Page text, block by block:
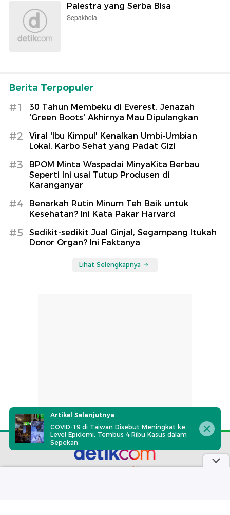
Palestra yang Serba Bisa
Sepakbola
Berita Terpopuler
#1
30 Tahun Membeku di Everest, Jenazah
'Green Boots' Akhirnya Mau Dipulangkan
#2
Viral 'Ibu Kimpul' Kenalkan Umbi-Umbian
Lokal, Karbo Sehat yang Padat Gizi
#3
BPOM Minta Waspadai MinyaKita Berbau
Seperti Ini usai Tutup Produsen di
Karanganyar
#4
Benarkah Rutin Minum Teh Baik untuk
Kesehatan? Ini Kata Pakar Harvard
#5
Sedikit-sedikit Jual Ginjal, Segampang Itukah
Donor Organ? Ini Faktanya
Lihat Selengkapnya
Artikel Selanjutnya
COVID-19 di Taiwan Disebut Meningkat ke
Level Epidemi, Tembus 4 Ribu Kasus dalam
Sepekan